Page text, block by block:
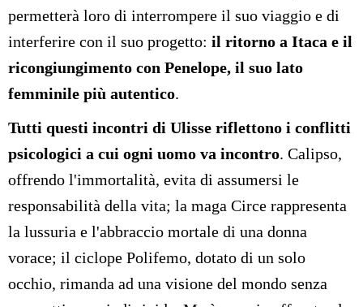
permetterà loro di interrompere il suo viaggio e di
interferire con il suo progetto: il ritorno a Itaca e il
ricongiungimento con Penelope, il suo lato
femminile più autentico.
Tutti questi incontri di Ulisse riflettono i conflitti
psicologici a cui ogni uomo va incontro. Calipso,
offrendo l'immortalità, evita di assumersi le
responsabilità della vita; la maga Circe rappresenta
la lussuria e l'abbraccio mortale di una donna
vorace; il ciclope Polifemo, dotato di un solo
occhio, rimanda ad una visione del mondo senza